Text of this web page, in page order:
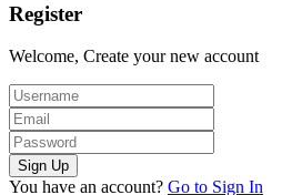
Register
Welcome, Create your new account
You have an account? Go to Sign In